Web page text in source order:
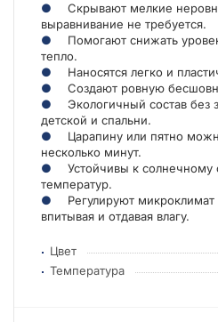
Скрывают мелкие
выравнивание не требуется.
Помогают снижать
тепло.
Наносятся легко и
Создают ровную
Экологичный состав без
детской и спальни.
Царапину или пятно
несколько минут.
Устойчивы к солнечному
температур.
Регулируют
впитывая и отдавая влагу.
Цвет
Температура